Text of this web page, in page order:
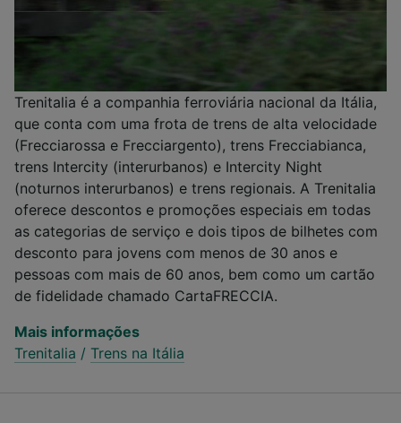
Trenitalia é a companhia ferroviária nacional da Itália,
que conta com uma frota de trens de alta velocidade
(Frecciarossa e Frecciargento), trens Frecciabianca,
trens Intercity (interurbanos) e Intercity Night
(noturnos interurbanos) e trens regionais. A Trenitalia
oferece descontos e promoções especiais em todas
as categorias de serviço e dois tipos de bilhetes com
desconto para jovens com menos de 30 anos e
pessoas com mais de 60 anos, bem como um cartão
de fidelidade chamado CartaFRECCIA.
Mais informações
Trenitalia / Trens na Itália